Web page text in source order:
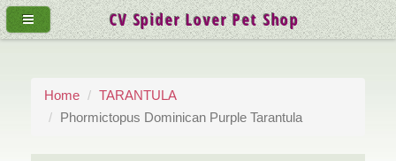
Home
TARANTULA
Phormictopus Dominican Purple Tarantula
CV Spider Lover Pet Shop